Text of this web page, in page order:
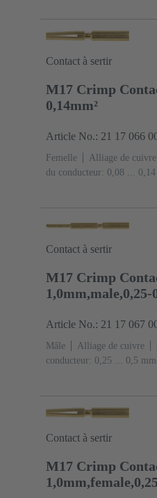
Contact à sertir
M17 Crimp
0,14mm²
Article No.: 21 17 066
Femelle Alliage de cuivre
du conducteur: 0,08 ... 0,14
Contact à sertir
M17 Crimp
1,0mm,male,0,25-
Article No.: 21 17 067
Mâle Alliage de cuivre
conducteur: 0,25 ... 0,5
Contact à sertir
M17 Crimp